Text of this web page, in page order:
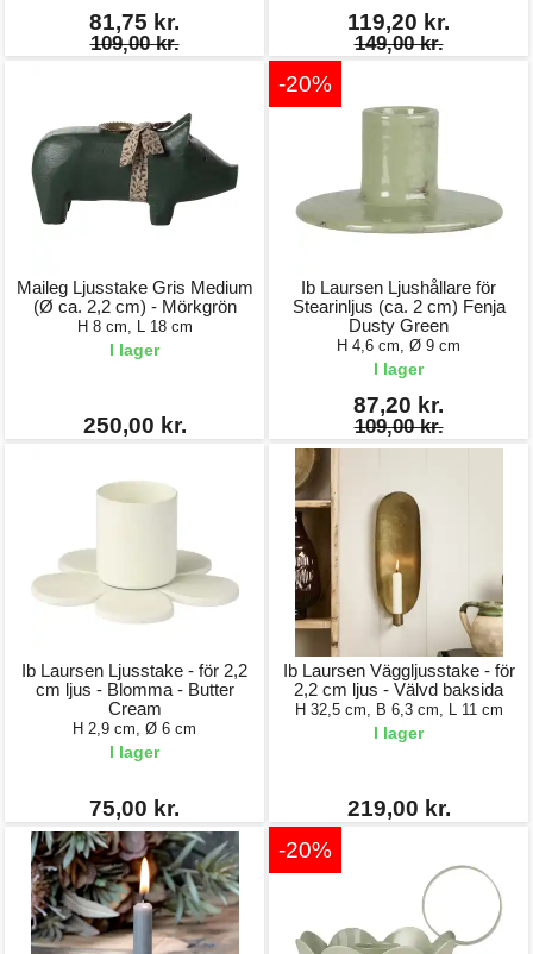
81,75 kr.
109,00 kr.
119,20 kr.
149,00 kr.
Maileg Ljusstake Gris Medium
(Ø ca. 2,2 cm) - Mörkgrön
H 8 cm, L 18 cm
I lager
250,00 kr.
-20%
Ib Laursen Ljushållare för
Stearinljus (ca. 2 cm) Fenja
Dusty Green
H 4,6 cm, Ø 9 cm
I lager
87,20 kr.
109,00 kr.
Ib Laursen Ljusstake - för 2,2
cm ljus - Blomma - Butter
Cream
H 2,9 cm, Ø 6 cm
I lager
75,00 kr.
Ib Laursen Väggljusstake - för
2,2 cm ljus - Välvd baksida
H 32,5 cm, B 6,3 cm, L 11 cm
I lager
219,00 kr.
-20%